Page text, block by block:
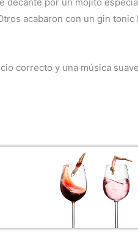
acabaron con un gin tonic
correcto y una música